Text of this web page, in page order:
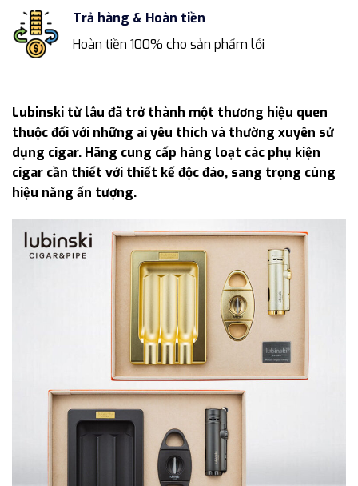
Trả hàng & Hoàn tiền
Hoàn tiền 100% cho sản phẩm lỗi
Lubinski từ lâu đã trở thành một thương hiệu quen
thuộc đối với những ai yêu thích và thường xuyên sử
dụng cigar. Hãng cung cấp hàng loạt các phụ kiện
cigar cần thiết với thiết kế độc đáo, sang trọng cùng
hiệu năng ấn tượng.